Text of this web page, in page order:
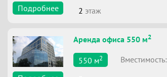
Подробнее 2 этаж
Аренда офиса 550 м2
550 м2 Вместимоcть: